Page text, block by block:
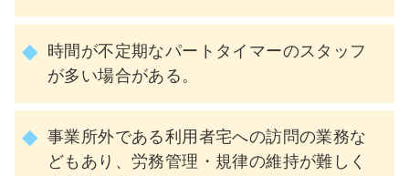
時間が不定期なパートタイマーのスタッフ
が多い場合がある。
事業所外である利用者宅への訪問の業務な
どもあり、労務管理・規律の維持が難しく